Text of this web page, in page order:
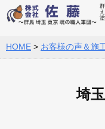
え
HOME > お客様の声＆施
埼